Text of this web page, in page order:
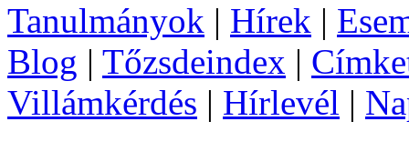
Tanulmányok | Hírek |
Blog | Tőzsdeindex |
Villámkérdés | Hírlevél |